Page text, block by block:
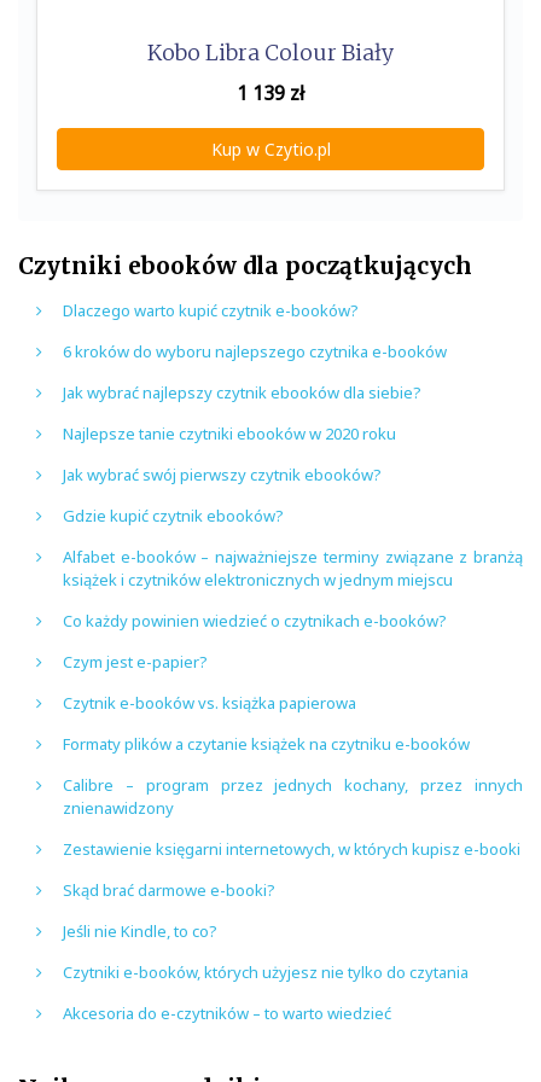
Kobo Libra Colour Biały
1 139 zł
Kup w Czytio.pl
Czytniki ebooków dla początkujących
Dlaczego warto kupić czytnik e-booków?
6 kroków do wyboru najlepszego czytnika e-booków
Jak wybrać najlepszy czytnik ebooków dla siebie?
Najlepsze tanie czytniki ebooków w 2020 roku
Jak wybrać swój pierwszy czytnik ebooków?
Gdzie kupić czytnik ebooków?
Alfabet e-booków – najważniejsze terminy związane z branżą
książek i czytników elektronicznych w jednym miejscu
Co każdy powinien wiedzieć o czytnikach e-booków?
Czym jest e-papier?
Czytnik e-booków vs. książka papierowa
Formaty plików a czytanie książek na czytniku e-booków
Calibre – program przez jednych kochany, przez innych
znienawidzony
Zestawienie księgarni internetowych, w których kupisz e-booki
Skąd brać darmowe e-booki?
Jeśli nie Kindle, to co?
Czytniki e-booków, których użyjesz nie tylko do czytania
Akcesoria do e-czytników – to warto wiedzieć